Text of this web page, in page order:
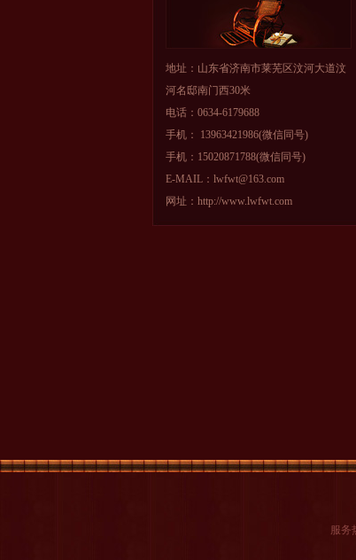
地址：山东省济南市莱芜区汶河大道汶
河名邸南门西30米
电话：0634-6179688
手机： 13963421986(微信同号)
手机：15020871788(微信同号)
E-MAIL：lwfwt@163.com
网址：http://www.lwfwt.com
服务